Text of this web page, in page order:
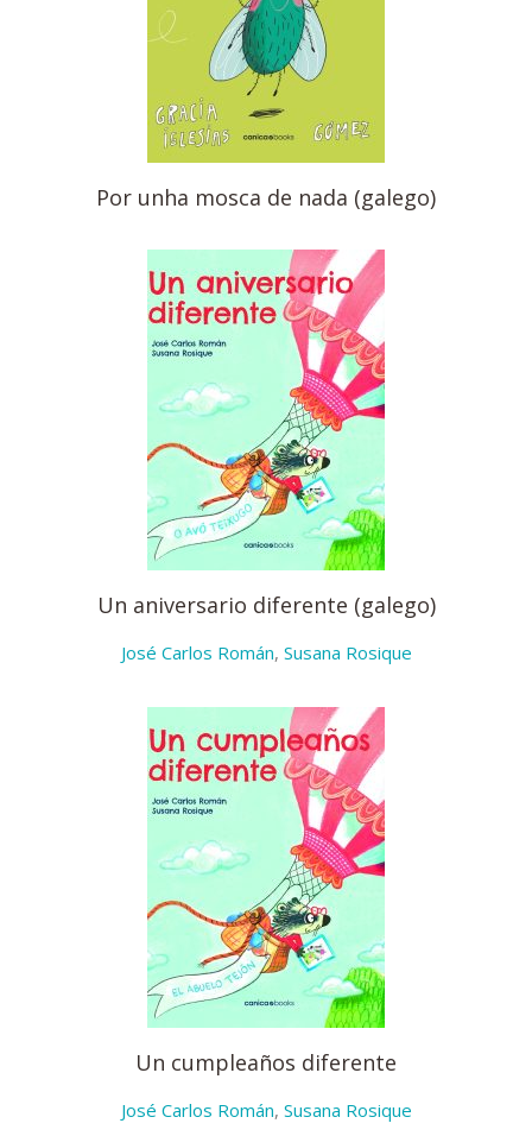
Por unha mosca de nada (galego)
Un aniversario diferente (galego)
José Carlos Román, Susana Rosique
Un cumpleaños diferente
José Carlos Román, Susana Rosique